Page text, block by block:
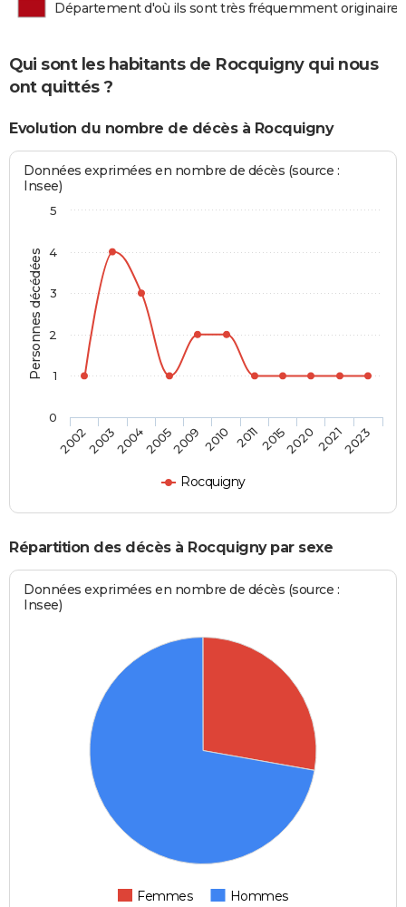
Département d'où ils sont très fréquemment originaires
Qui sont les habitants de Rocquigny qui nous
ont quittés ?
Evolution du nombre de décès à Rocquigny
Personnes décédées
Données exprimées en nombre de décès (source :
Insee)
Rocquigny
20022003200420052009 2010 20112015202020212023
0
1
2
3
4
5
Répartition des décès à Rocquigny par sexe
Données exprimées en nombre de décès (source :
Insee)
Femmes Hommes